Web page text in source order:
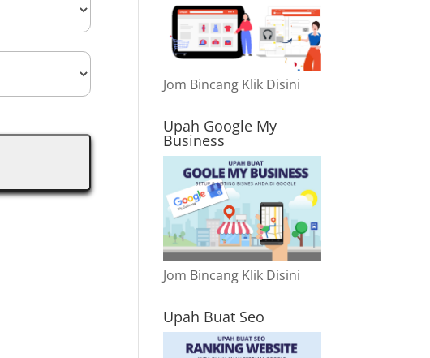
Jom Bincang Klik Disini
Upah Google My
Business
Jom Bincang Klik Disini
Upah Buat Seo